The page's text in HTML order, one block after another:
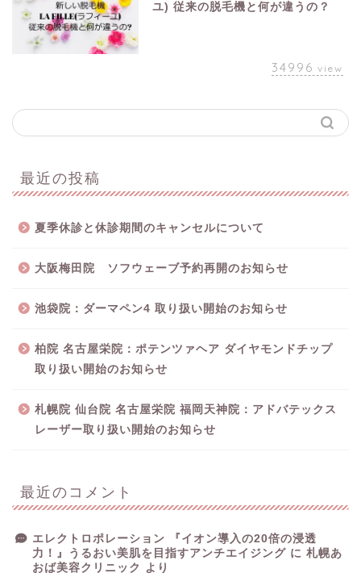
ユ) 従来の脱毛機と何が違うの？
34996 view
最近の投稿
夏季休診と休診期間のキャンセルについて
大阪梅田院 ソフウェーブ予約再開のお知らせ
池袋院：ダーマペン4 取り扱い開始のお知らせ
柏院 名古屋栄院：ポテンツァヘア ダイヤモンドチップ
取り扱い開始のお知らせ
札幌院 仙台院 名古屋栄院 福岡天神院：アドバテックス
レーザー取り扱い開始のお知らせ
最近のコメント
エレクトロポレーション 『イオン導入の20倍の浸透
力！』うるおい美肌を目指すアンチエイジング に 札幌あ
おば美容クリニック より